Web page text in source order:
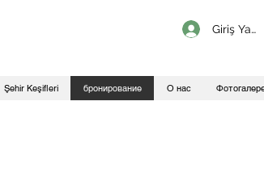
Giriş Yap
Şehir Keşifleri бронирование О нас